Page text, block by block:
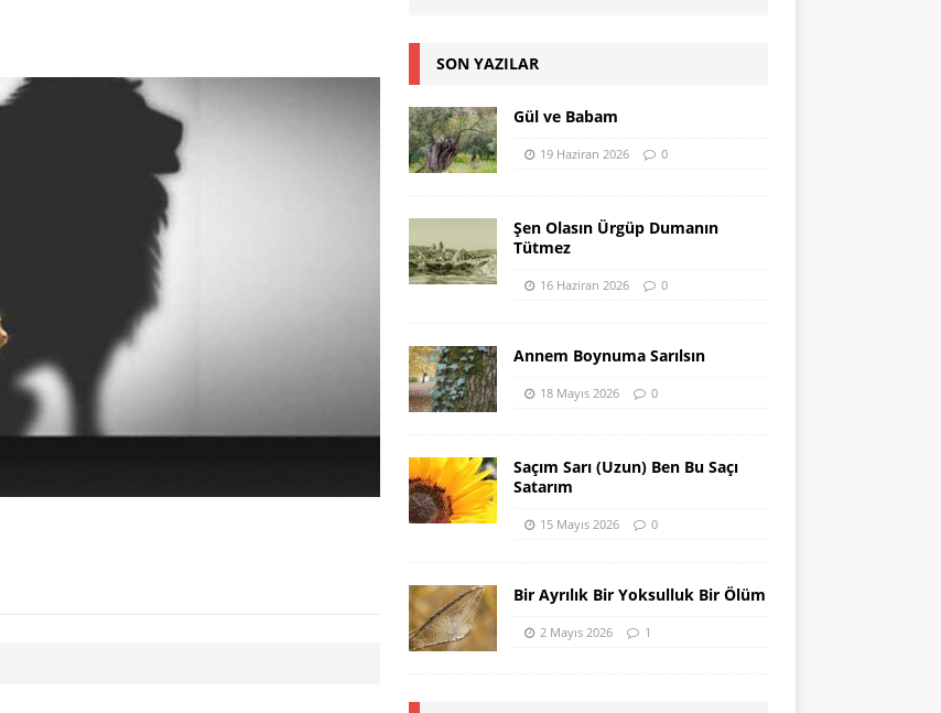
SON YAZILAR
Gül ve Babam
19 Haziran 2026 0
Şen Olasın Ürgüp Dumanın
Tütmez
16 Haziran 2026 0
Annem Boynuma Sarılsın
18 Mayıs 2026 0
Saçım Sarı (Uzun) Ben Bu Saçı
Satarım
15 Mayıs 2026 0
Bir Ayrılık Bir Yoksulluk Bir Ölüm
2 Mayıs 2026 1